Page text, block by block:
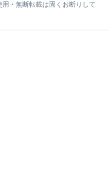
・無断転載は固くお断りして